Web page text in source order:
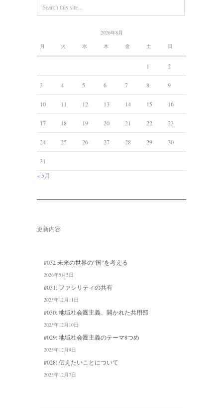
2026年8月
月 火 水 木 金 土 日
1 2
3 4 5 6 7 8 9
10 11 12 13 14 15 16
17 18 19 20 21 22 23
24 25 26 27 28 29 30
31
« 5月
更新内容
#032 未来の世界の”国”を考える
2026年5月5日
#031: ファシリティの共有
2025年12月11日
#030: 地域社会圏主義、開かれた共用部
2025年12月10日
#029: 地域社会圏主義のテーマ8つめ
2025年12月9日
#028: 伝えたいことについて
2025年12月7日